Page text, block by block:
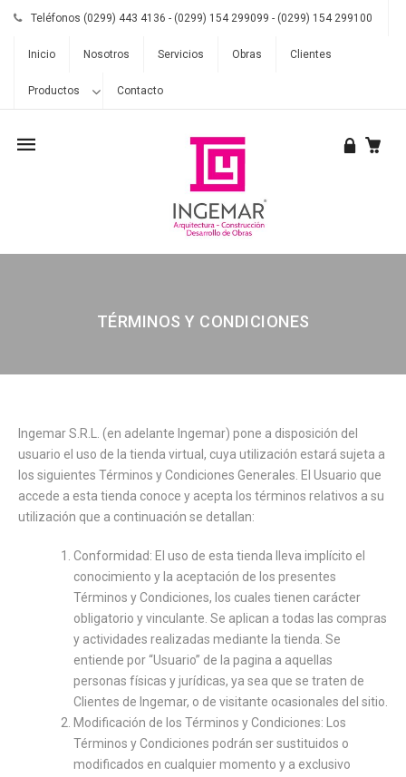
Teléfonos (0299) 443 4136 - (0299) 154 299099 - (0299) 154 299100
Inicio Nosotros Servicios Obras Clientes
Productos Contacto
Mobile
TÉRMINOS Y CONDICIONES
Ingemar S.R.L. (en adelante Ingemar) pone a disposición del
usuario el uso de la tienda virtual, cuya utilización estará sujeta a
los siguientes Términos y Condiciones Generales. El Usuario que
accede a esta tienda conoce y acepta los términos relativos a su
utilización que a continuación se detallan:
Conformidad: El uso de esta tienda lleva implícito el
conocimiento y la aceptación de los presentes
Términos y Condiciones, los cuales tienen carácter
obligatorio y vinculante. Se aplican a todas las compras
y actividades realizadas mediante la tienda. Se
entiende por “Usuario” de la pagina a aquellas
personas físicas y jurídicas, ya sea que se traten de
Clientes de Ingemar, o de visitante ocasionales del sitio.
Modificación de los Términos y Condiciones: Los
Términos y Condiciones podrán ser sustituidos o
modificados en cualquier momento y a exclusivo